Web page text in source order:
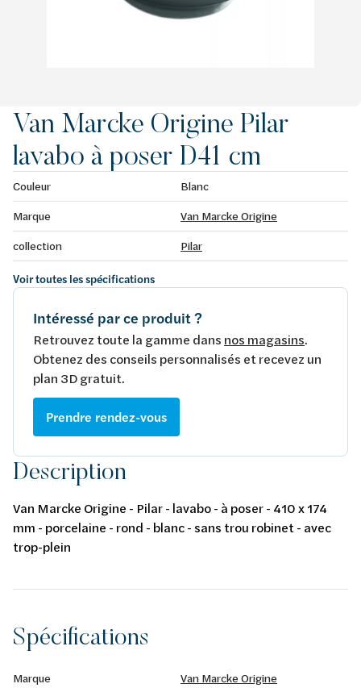
Van Marcke Origine Pilar
lavabo à poser D41 cm
Couleur
Blanc
Marque
Van Marcke Origine
collection
Pilar
Voir toutes les spécifications
Intéressé par ce produit ?
Retrouvez toute la gamme dans nos magasins.
Obtenez des conseils personnalisés et recevez un
plan 3D gratuit.
Prendre rendez-vous
Description
Van Marcke Origine - Pilar - lavabo - à poser - 410 x 174
mm - porcelaine - rond - blanc - sans trou robinet - avec
trop-plein
Spécifications
Marque
Van Marcke Origine